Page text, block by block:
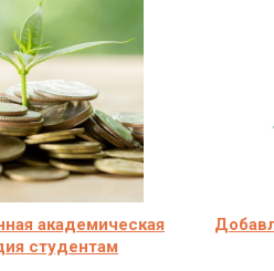
академическая
студентам